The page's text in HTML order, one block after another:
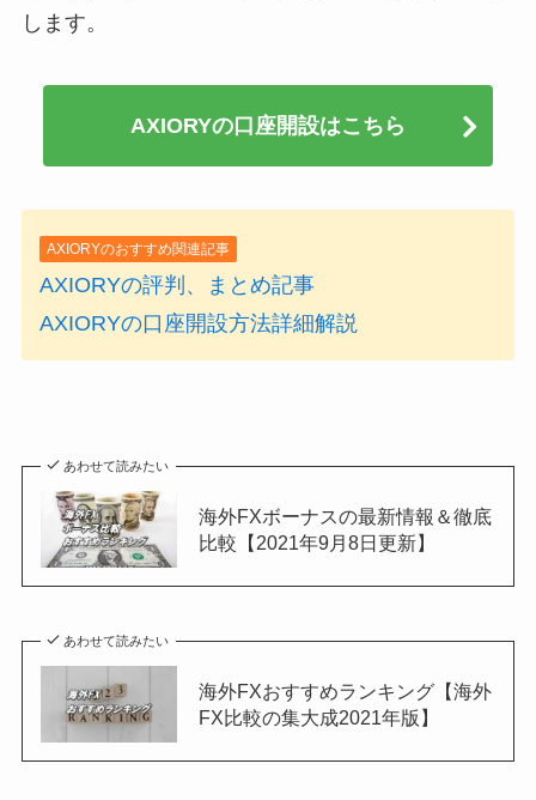
します。
AXIORYの口座開設はこちら
AXIORYのおすすめ関連記事
AXIORYの評判、まとめ記事
AXIORYの口座開設方法詳細解説
あわせて読みたい
海外FXボーナスの最新情報＆徹底
比較【2021年9月8日更新】
あわせて読みたい
海外FXおすすめランキング【海外
FX比較の集大成2021年版】